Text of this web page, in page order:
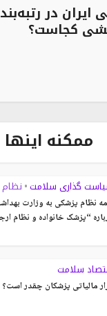
ایران در
کجاست؟
ممکنه
گذاری سلامت•
نظام پزشکی به وزارت
“پزشک خانواده و نظام
سلامت
مالیاتی پزشکان چقدر است؟